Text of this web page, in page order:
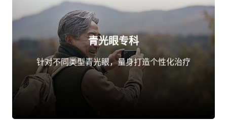
青光眼专科
针对不同类型青光眼，量身打造个性化治疗
点击了解